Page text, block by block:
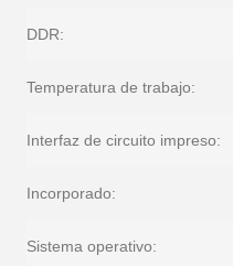
DDR:
Temperatura de trabajo:
Interfaz de circuito impreso:
Incorporado:
Sistema operativo: